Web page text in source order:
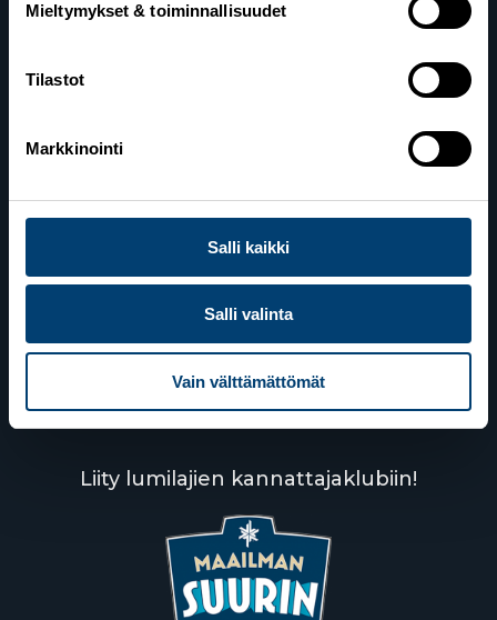
Mieltymykset & toiminnallisuudet
Tilastot
Markkinointi
Salli kaikki
Salli valinta
Vain välttämättömät
Lahden toimisto
Suomen Hiihtoliitto c/o Salppuri Oy
Veikko Kankkosen raitti
15110 Lahti
Liity lumilajien kannattajaklubiin!